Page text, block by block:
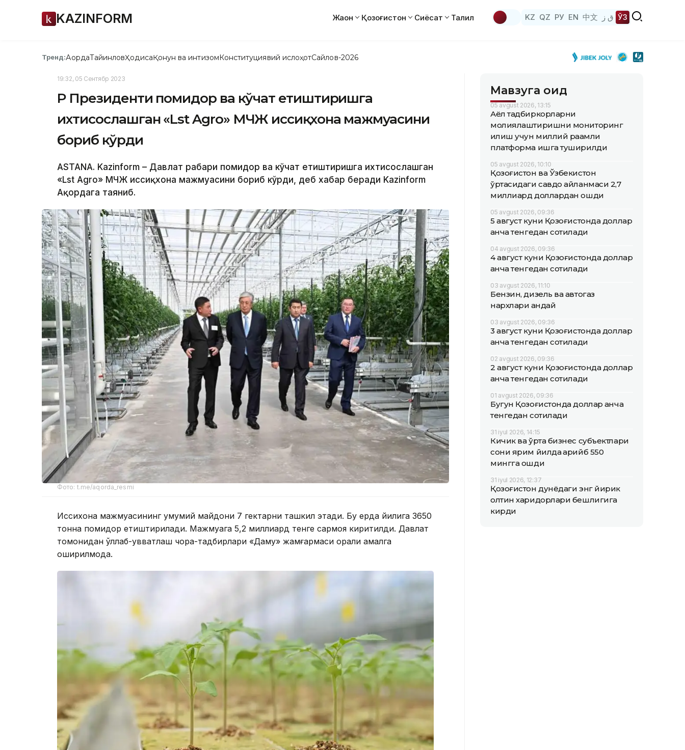
KAZINFORM Жаҳон Қозоғистон Сиёсат Таҳлил KZ QZ РУ EN 中文 ق ز ЎЗ
Тренд:АқордаТайинловҲодисаҚонун ва интизомКонституциявий ислоҳотСайлов-2026
19:32, 05 Сентябр 2023
ҚР Президенти помидор ва кўчат етиштиришга
ихтисослашган «Lst Agro» МЧЖ иссиқхона мажмуасини
бориб кўрди
ASTANA. Kazinform – Давлат раҳбари помидор ва кўчат етиштиришга ихтисослашган
«Lst Agro» МЧЖ иссиқхона мажмуасини бориб кўрди, деб хабар беради Kazinform
Ақордага таяниб.
Фото: t.me/aqorda_resmi
Иссиқхона мажмуасининг умумий майдони 7 гектарни ташкил этади. Бу ерда йилига 3650
тонна помидор етиштирилади. Мажмуага 5,2 миллиард тенге сармоя киритилди. Давлат
томонидан қўллаб-қувватлаш чора-тадбирлари «Даму» жамғармаси орқали амалга
оширилмоқда.
Мавзуга оид
05 avgust 2026, 13:15
Аёл тадбиркорларни
молиялаштиришни мониторинг
қилиш учун миллий рақамли
платформа ишга туширилди
05 avgust 2026, 10:10
Қозоғистон ва Ўзбекистон
ўртасидаги савдо айланмаси 2,7
миллиард доллардан ошди
05 avgust 2026, 09:36
5 август куни Қозоғистонда доллар
қанча тенгедан сотилади
04 avgust 2026, 09:36
4 август куни Қозоғистонда доллар
қанча тенгедан сотилади
03 avgust 2026, 11:10
Бензин, дизель ва автогаз
нархлари қандай
03 avgust 2026, 09:36
3 август куни Қозоғистонда доллар
қанча тенгедан сотилади
02 avgust 2026, 09:36
2 август куни Қозоғистонда доллар
қанча тенгедан сотилади
01 avgust 2026, 09:36
Бугун Қозоғистонда доллар қанча
тенгедан сотилади
31 iyul 2026, 14:15
Кичик ва ўрта бизнес субъектлари
сони ярим йилда қарийб 550
мингга ошди
31 iyul 2026, 12:37
Қозоғистон дунёдаги энг йирик
олтин харидорлари бешлигига
кирди